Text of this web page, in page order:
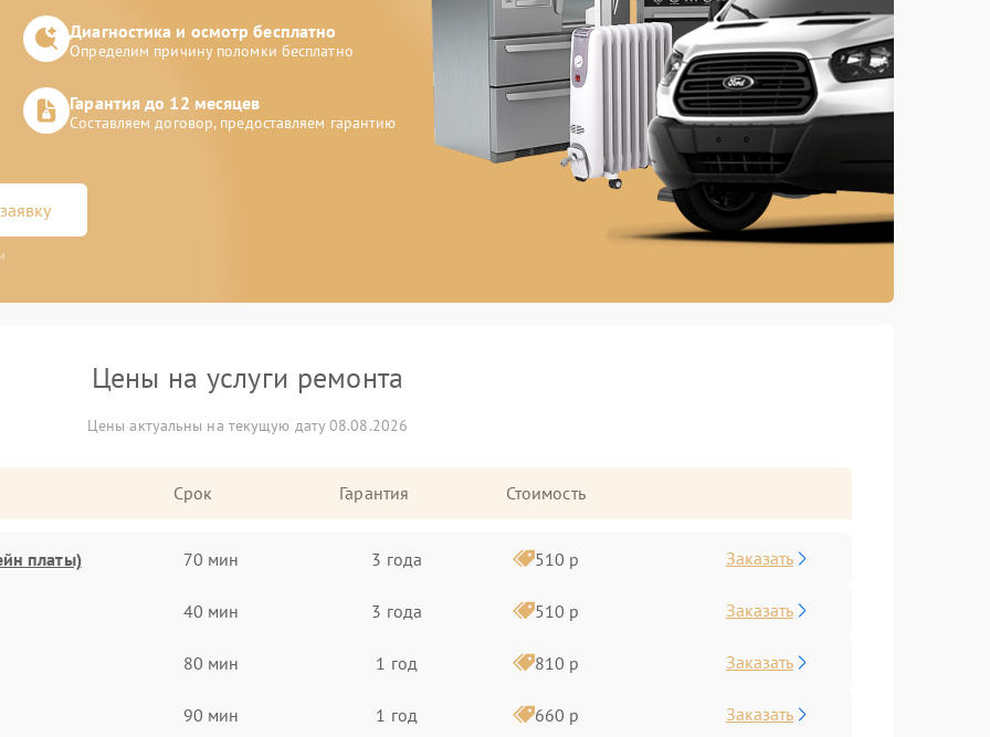
Диагностика и осмотр бесплатно
Определим причину поломки бесплатно
Гарантия до 12 месяцев
Составляем договор, предоставляем гарантию
Цены на услуги ремонта
Цены актуальны на текущую дату 08.08.2026
Срок Гарантия Стоимость
платы) 70 мин 3 года 510 р Заказать
40 мин 3 года 510 р Заказать
80 мин 1 год 810 р Заказать
90 мин 1 год 660 р Заказать